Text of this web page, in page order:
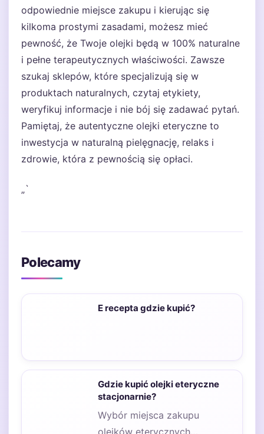
odpowiednie miejsce zakupu i kierując się
kilkoma prostymi zasadami, możesz mieć
pewność, że Twoje olejki będą w 100% naturalne
i pełne terapeutycznych właściwości. Zawsze
szukaj sklepów, które specjalizują się w
produktach naturalnych, czytaj etykiety,
weryfikuj informacje i nie bój się zadawać pytań.
Pamiętaj, że autentyczne olejki eteryczne to
inwestycja w naturalną pielęgnację, relaks i
zdrowie, która z pewnością się opłaci.
„`
Polecamy
E recepta gdzie kupić?
Gdzie kupić olejki eteryczne
stacjonarnie?
Wybór miejsca zakupu
olejków eterycznych